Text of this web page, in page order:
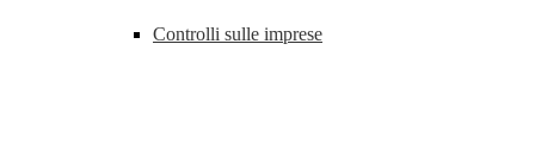
Controlli sulle imprese